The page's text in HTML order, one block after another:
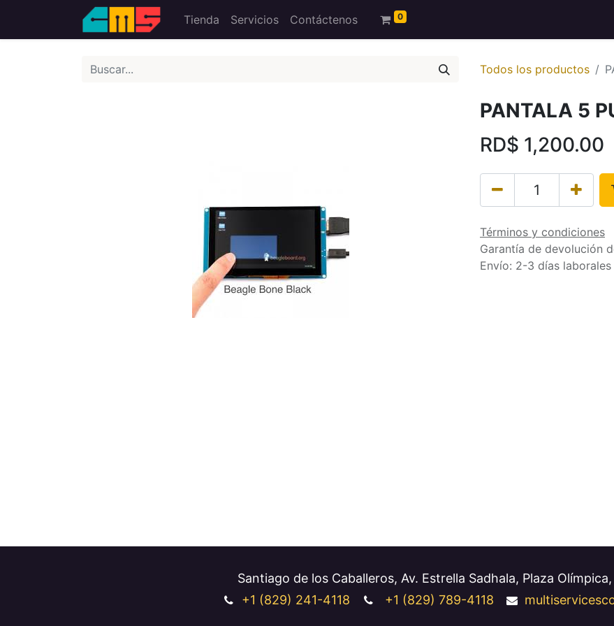
Tienda Servicios Contáctenos 0
Todos los productos
PANTALA 5
RD$ 1,200.00
Términos y condiciones
Garantía de devolución
Envío: 2-3 días laborales
Santiago de los Caballeros, Av. Estrella Sadhala, Plaza
+1 (829) 241-4118 +1 (829) 789-4118